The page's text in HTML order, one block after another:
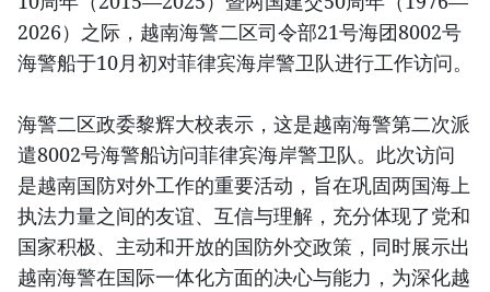
2026）之际，越南海警二区司令部21号海团8002号
海警船于10月初对菲律宾海岸警卫队进行工作访问。
海警二区政委黎辉大校表示，这是越南海警第二次派
遣8002号海警船访问菲律宾海岸警卫队。此次访问
是越南国防对外工作的重要活动，旨在巩固两国海上
执法力量之间的友谊、互信与理解，充分体现了党和
国家积极、主动和开放的国防外交政策，同时展示出
越南海警在国际一体化方面的决心与能力，为深化越